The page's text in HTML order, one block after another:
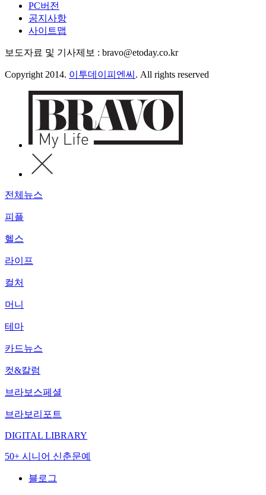
PC버전
공지사항
사이트맵
보도자료 및 기사제보 : bravo@etoday.co.kr
Copyright 2014. 이투데이피엔씨 . All rights reserved
전체뉴스
피플
헬스
라이프
컬처
머니
테마
카드뉴스
컷&칼럼
브라보스페셜
브라보리포트
DIGITAL LIBRARY
50+ 시니어 신춘문예
블로그